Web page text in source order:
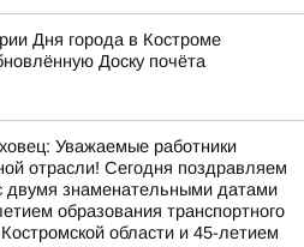
Дня города в Костроме
Доску почёта
Уважаемые работники
отрасли! Сегодня поздравляем
двумя знаменательными датами
образования транспортного
области и 45-летием